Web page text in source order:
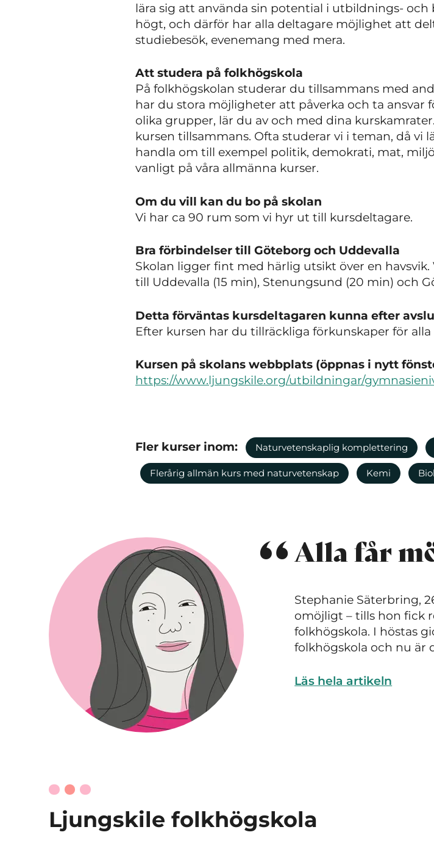
lära sig att använda sin potential i utbildnings-
högt, och därför har alla deltagare möjlighet att
studiebesök, evenemang med mera.
Att studera på folkhögskola
På folkhögskolan studerar du tillsammans med
har du stora möjligheter att påverka och ta ansvar
olika grupper, lär du av och med dina
kursen tillsammans. Ofta studerar vi i teman, då vi
handla om till exempel politik, demokrati, mat,
vanligt på våra allmänna kurser.
Om du vill kan du bo på skolan
Vi har ca 90 rum som vi hyr ut till kursdeltagare.
Bra förbindelser till Göteborg och Uddevalla
Skolan ligger fint med härlig utsikt över en
till Uddevalla (15 min), Stenungsund (20 min) och
Detta förväntas kursdeltagaren kunna efter
Efter kursen har du tillräckliga förkunskaper för
Kursen på skolans webbplats (öppnas i nytt
https://www.ljungskile.org/utbildningar/
Fler kurser inom: Naturvetenskaplig komplettering
Flerårig allmän kurs med naturvetenskap Kemi
Alla får
Stephanie Säterbring,
omöjligt – tills hon fick
folkhögskola. I höstas
folkhögskola och nu är
Läs hela artikeln
Ljungskile folkhögskola